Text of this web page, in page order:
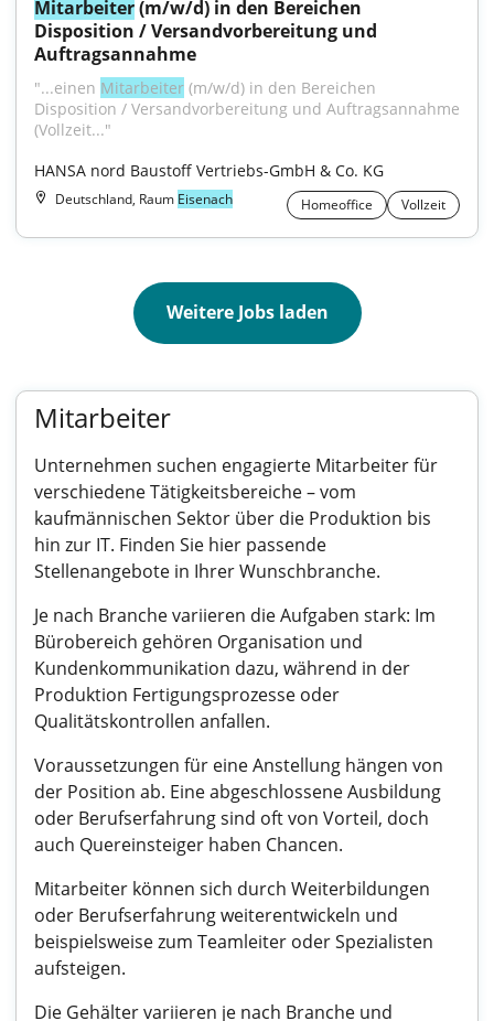
Mitarbeiter (m/w/d) in den Bereichen
Disposition / Versandvorbereitung und
Auftragsannahme
"...einen Mitarbeiter (m/w/d) in den Bereichen
Disposition / Versandvorbereitung und Auftragsannahme
(Vollzeit..."
HANSA nord Baustoff Vertriebs-GmbH & Co. KG
Deutschland, Raum Eisenach Homeoffice Vollzeit
Weitere Jobs laden
Mitarbeiter
Unternehmen suchen engagierte Mitarbeiter für
verschiedene Tätigkeitsbereiche – vom
kaufmännischen Sektor über die Produktion bis
hin zur IT. Finden Sie hier passende
Stellenangebote in Ihrer Wunschbranche.
Je nach Branche variieren die Aufgaben stark: Im
Bürobereich gehören Organisation und
Kundenkommunikation dazu, während in der
Produktion Fertigungsprozesse oder
Qualitätskontrollen anfallen.
Voraussetzungen für eine Anstellung hängen von
der Position ab. Eine abgeschlossene Ausbildung
oder Berufserfahrung sind oft von Vorteil, doch
auch Quereinsteiger haben Chancen.
Mitarbeiter können sich durch Weiterbildungen
oder Berufserfahrung weiterentwickeln und
beispielsweise zum Teamleiter oder Spezialisten
aufsteigen.
Die Gehälter variieren je nach Branche und